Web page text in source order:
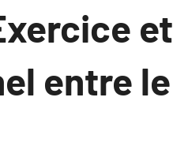
et
entre le